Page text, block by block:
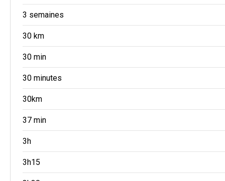
3 semaines
30 km
30 min
30 minutes
30km
37 min
3h
3h15